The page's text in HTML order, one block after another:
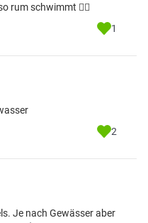
rum schwimmt 🤷‍♂️
1
2
Je nach Gewässer aber